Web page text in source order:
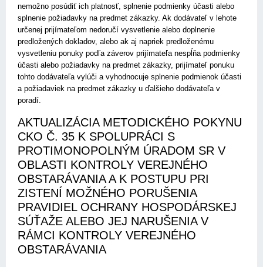
nemožno posúdiť ich platnosť, splnenie podmienky účasti alebo
splnenie požiadavky na predmet zákazky. Ak dodávateľ v lehote
určenej prijímateľom nedoručí vysvetlenie alebo doplnenie
predložených dokladov, alebo ak aj napriek predloženému
vysvetleniu ponuky podľa záverov prijímateľa nespĺňa podmienky
účasti alebo požiadavky na predmet zákazky, prijímateľ ponuku
tohto dodávateľa vylúči a vyhodnocuje splnenie podmienok účasti
a požiadaviek na predmet zákazky u ďalšieho dodávateľa v
poradí.
AKTUALIZÁCIA METODICKÉHO POKYNU
CKO Č. 35 K SPOLUPRÁCI S
PROTIMONOPOLNÝM ÚRADOM SR V
OBLASTI KONTROLY VEREJNÉHO
OBSTARÁVANIA A K POSTUPU PRI
ZISTENÍ MOŽNÉHO PORUŠENIA
PRAVIDIEL OCHRANY HOSPODÁRSKEJ
SÚŤAŽE ALEBO JEJ NARUŠENIA V
RÁMCI KONTROLY VEREJNÉHO
OBSTARÁVANIA